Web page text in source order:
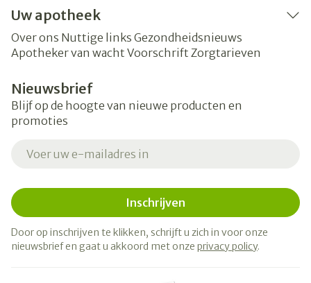
Uw apotheek
Over ons Nuttige links Gezondheidsnieuws
Apotheker van wacht Voorschrift Zorgtarieven
Nieuwsbrief
Blijf op de hoogte van nieuwe producten en
promoties
Inschrijven
Door op inschrijven te klikken, schrijft u zich in voor onze
nieuwsbrief en gaat u akkoord met onze privacy policy.